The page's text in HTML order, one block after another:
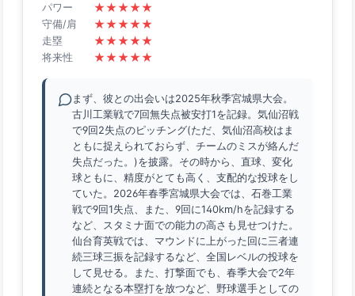
パワー ★★★★★
守備/肩 ★★★★★
走塁 ★★★★★
将来性 ★★★★★
まず、彼との出会いは2025年秋季宮城県大会。
古川工業戦で7回無失点被安打1を記録。気仙沼戦
で9回2失点のピッチング(ただ、気仙沼高校はま
ともに捉えられておらず、チームのミスが絡んだ
失点だった。)を披露。その時から、直球、変化
球ともに、精度がとても高く、支配的な投球をし
ていた。2026年春季宮城県大会では、石巻工業
戦で9回1失点、また、9回に140km/hを記録する
など、スタミナ面での能力の高さも見せつけた。
仙台育英戦では、マウンドに上がった回に三者連
続三球三振を記録するなど、全国レベルの投球を
して見せる。また、打撃面でも、春季大会で2年
連続となる本塁打を放つなど、野球選手としての